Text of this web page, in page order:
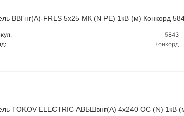
ВВГнг(А)-FRLS 5х25 МК (N PE) 1кВ (м) Конкорд
5843
Конкорд
TOKOV ELECTRIC АВБШвнг(А) 4х240 ОС (N) 1кВ